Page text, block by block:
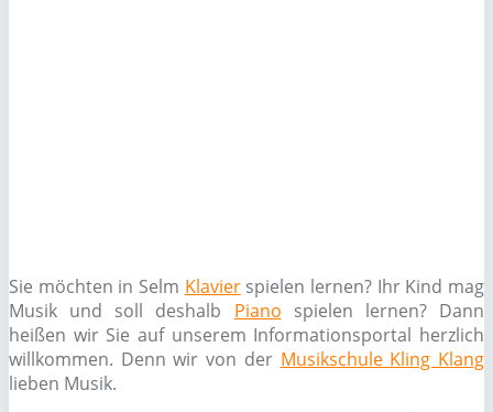
Sie möchten in Selm Klavierspielen lernen? Ihr Kind mag
Musik und soll deshalb Piano spielen lernen? Dann
heißen wir Sie auf unserem Informationsportal herzlich
willkommen. Denn wir von der Musikschule Kling Klang
lieben Musik.